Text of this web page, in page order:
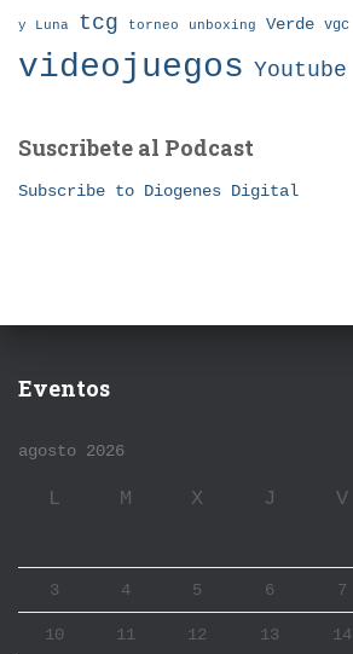
y Luna tcg torneo unboxing Verde vgc
videojuegos Youtube
Suscribete al Podcast
Subscribe to Diogenes Digital
Eventos
agosto 2026
L M X J V
3 4 5 6 7
10 11 12 13 14